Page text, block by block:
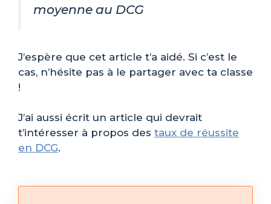
moyenne au DCG
J’espère que cet article t’a aidé. Si c’est le
cas, n’hésite pas à le partager avec ta classe
!
J’ai aussi écrit un article qui devrait
t’intéresser à propos des taux de réussite
en DCG.